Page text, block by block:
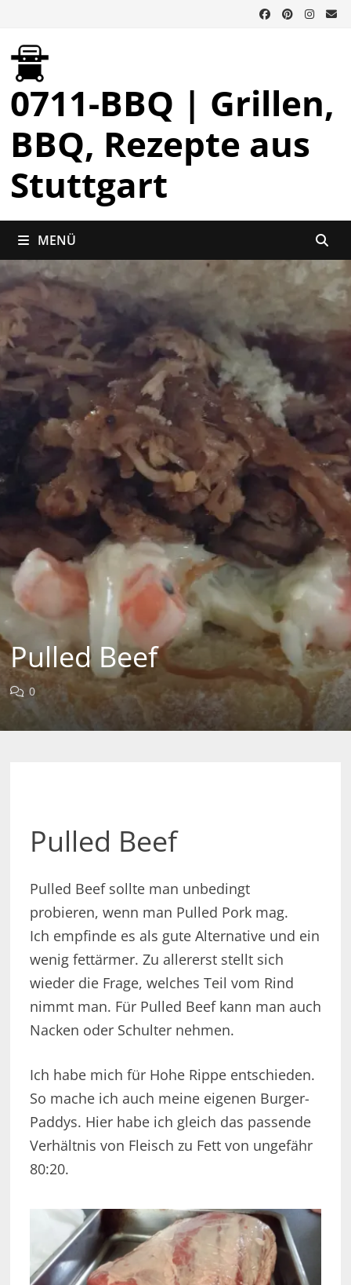
Inhalt
0711-BBQ | Grillen,
BBQ, Rezepte aus
Stuttgart
MENÜ
Pulled Beef
0
Pulled Beef
Pulled Beef sollte man unbedingt
probieren, wenn man Pulled Pork mag.
Ich empfinde es als gute Alternative und ein
wenig fettärmer. Zu allererst stellt sich
wieder die Frage, welches Teil vom Rind
nimmt man. Für Pulled Beef kann man auch
Nacken oder Schulter nehmen.
Ich habe mich für Hohe Rippe entschieden.
So mache ich auch meine eigenen Burger-
Paddys. Hier habe ich gleich das passende
Verhältnis von Fleisch zu Fett von ungefähr
80:20.